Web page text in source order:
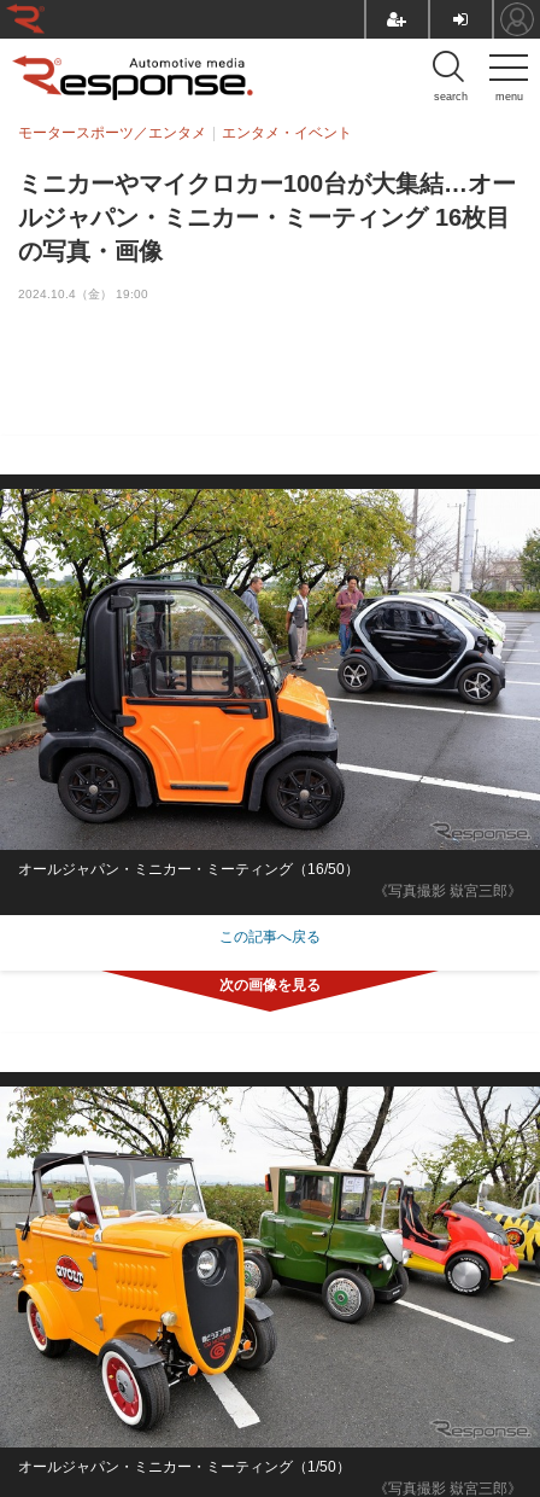
menu
search
ミニカーやマイクロカー100台が大集結…オー
ルジャパン・ミニカー・ミーティング 16枚目
の写真・画像
モータースポーツ／エンタメ エンタメ・イベント
2024.10.4（金） 19:00
《写真撮影 嶽宮三郎》
オールジャパン・ミニカー・ミーティング（16/50）
この記事へ戻る
《写真撮影 嶽宮三郎》
オールジャパン・ミニカー・ミーティング（1/50）